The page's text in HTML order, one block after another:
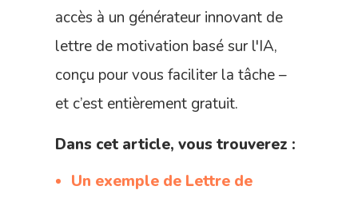
accès à un générateur innovant de
lettre de motivation basé sur l'IA,
conçu pour vous faciliter la tâche –
et c’est entièrement gratuit.
Dans cet article, vous trouverez :
Un exemple de Lettre de